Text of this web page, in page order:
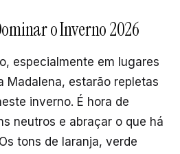
o Inverno 2026
especialmente em lugares
Madalena, estarão repletas
inverno. É hora de
neutros e abraçar o que há
tons de laranja, verde